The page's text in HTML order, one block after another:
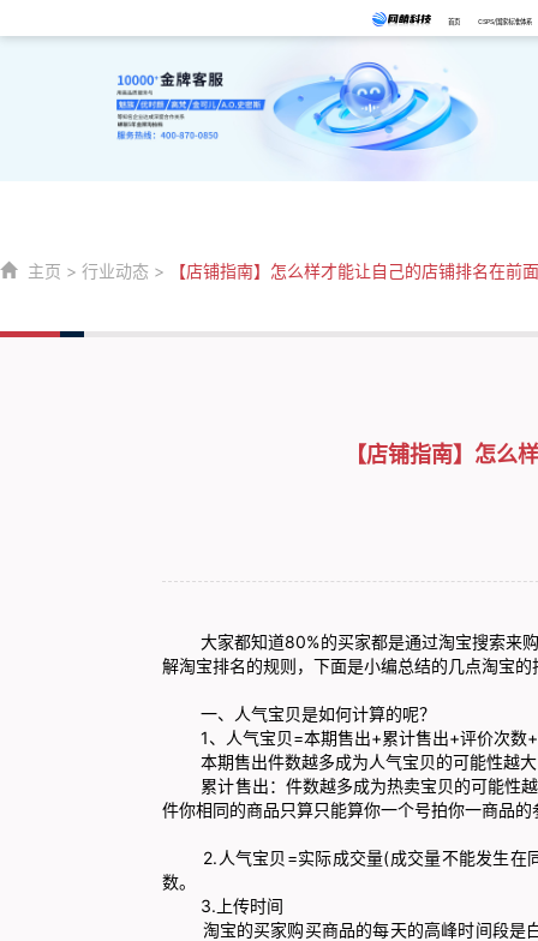
首页 CSPS/国家标准体系
主页 > 行业动态 > 【店铺指南】怎么样才能让自己的店铺排名在前
【店铺指南】怎么
大家都知道80%的买家都是通过淘宝搜索来购
解淘宝排名的规则，下面是小编总结的几点淘宝的
一、人气宝贝是如何计算的呢？
1、人气宝贝=本期售出+累计售出+评价次数+
本期售出件数越多成为人气宝贝的可能性越大
累计售出：件数越多成为热卖宝贝的可能性越
件你相同的商品只算只能算你一个号拍你一商品的
2.人气宝贝=实际成交量(成交量不能发生在
数。
3.上传时间
淘宝的买家购买商品的每天的高峰时间段是